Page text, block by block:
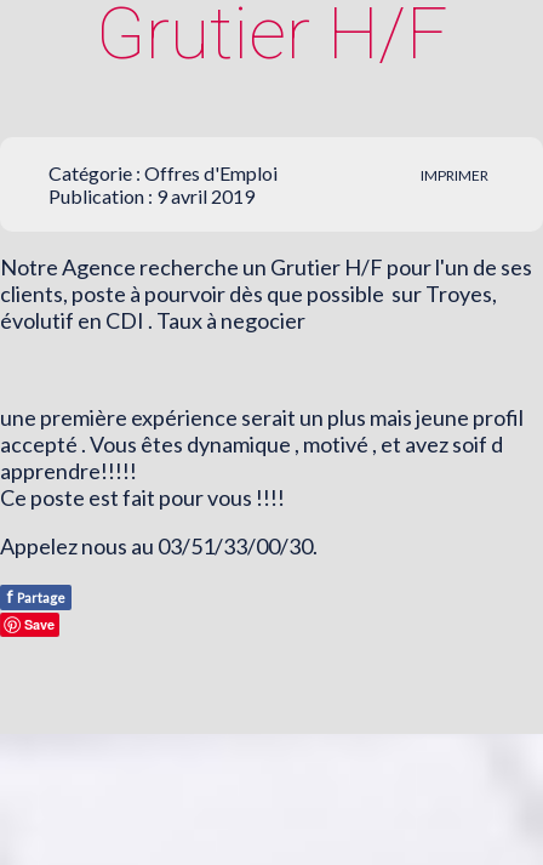
Grutier H/F
IMPRIMER
Catégorie : Offres d'Emploi
Publication : 9 avril 2019
Notre Agence recherche un Grutier H/F pour l'un de ses
clients, poste à pourvoir dès que possible sur Troyes,
évolutif en CDI . Taux à negocier
une première expérience serait un plus mais jeune profil
accepté . Vous êtes dynamique , motivé , et avez soif d
apprendre!!!!!
Ce poste est fait pour vous !!!!
Appelez nous au 03/51/33/00/30.
f Partage
Save